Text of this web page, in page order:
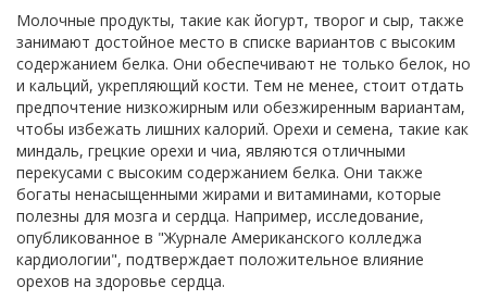
Молочные продукты, такие как йогурт, творог и сыр, также
занимают достойное место в списке вариантов с высоким
содержанием белка. Они обеспечивают не только белок, но
и кальций, укрепляющий кости. Тем не менее, стоит отдать
предпочтение низкожирным или обезжиренным вариантам,
чтобы избежать лишних калорий. Орехи и семена, такие как
миндаль, грецкие орехи и чиа, являются отличными
перекусами с высоким содержанием белка. Они также
богаты ненасыщенными жирами и витаминами, которые
полезны для мозга и сердца. Например, исследование,
опубликованное в "Журнале Американского колледжа
кардиологии", подтверждает положительное влияние
орехов на здоровье сердца.